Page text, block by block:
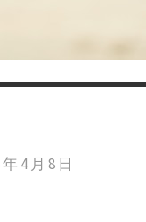
年 4 月 8 日